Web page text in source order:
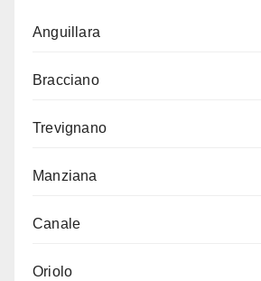
Anguillara
Bracciano
Trevignano
Manziana
Canale
Oriolo